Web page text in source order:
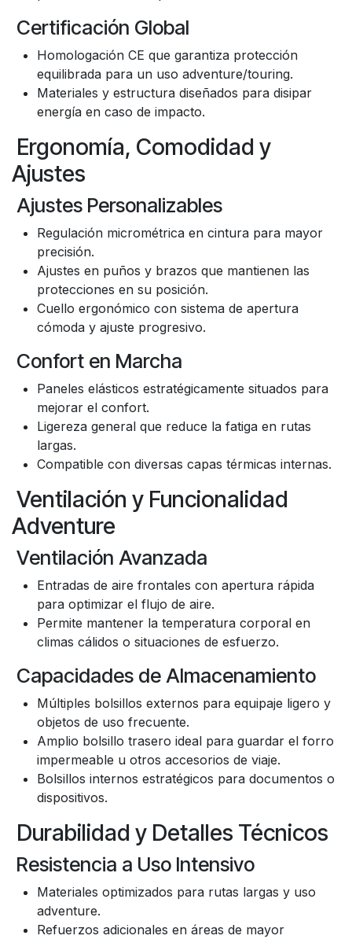
Certificación Global
Homologación CE que garantiza protección
equilibrada para un uso adventure/touring.
Materiales y estructura diseñados para disipar
energía en caso de impacto.
Ergonomía, Comodidad y
Ajustes
Ajustes Personalizables
Regulación micrométrica en cintura para mayor
precisión.
Ajustes en puños y brazos que mantienen las
protecciones en su posición.
Cuello ergonómico con sistema de apertura
cómoda y ajuste progresivo.
Confort en Marcha
Paneles elásticos estratégicamente situados para
mejorar el confort.
Ligereza general que reduce la fatiga en rutas
largas.
Compatible con diversas capas térmicas internas.
Ventilación y Funcionalidad
Adventure
Ventilación Avanzada
Entradas de aire frontales con apertura rápida
para optimizar el flujo de aire.
Permite mantener la temperatura corporal en
climas cálidos o situaciones de esfuerzo.
Capacidades de Almacenamiento
Múltiples bolsillos externos para equipaje ligero y
objetos de uso frecuente.
Amplio bolsillo trasero ideal para guardar el forro
impermeable u otros accesorios de viaje.
Bolsillos internos estratégicos para documentos o
dispositivos.
Durabilidad y Detalles Técnicos
Resistencia a Uso Intensivo
Materiales optimizados para rutas largas y uso
adventure.
Refuerzos adicionales en áreas de mayor